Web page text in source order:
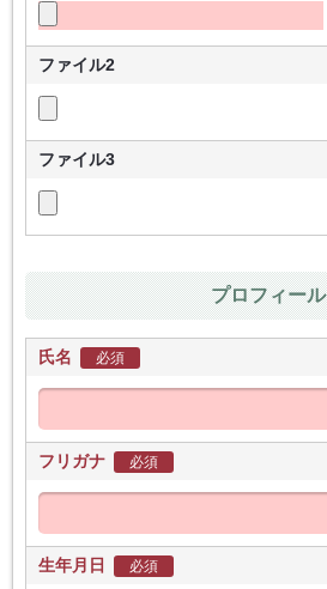
ファイル2
ファイル3
プロフィール
氏名 必須
フリガナ 必須
生年月日 必須